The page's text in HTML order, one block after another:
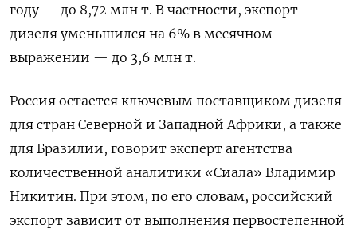
году — до 8,72 млн т. В частности, экспорт
дизеля уменьшился на 6% в месячном
выражении — до 3,6 млн т.
Россия остается ключевым поставщиком дизеля
для стран Северной и Западной Африки, а также
для Бразилии, говорит эксперт агентства
количественной аналитики «Сиала» Владимир
Никитин. При этом, по его словам, российский
экспорт зависит от выполнения первостепенной